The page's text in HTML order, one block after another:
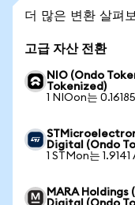
더 많은 변환 살펴
고급 자산 전환
NIO (Ondo
Tokenized)
1 NIOon는
Digital (Ondo
1 STMon는
MARA Holdings